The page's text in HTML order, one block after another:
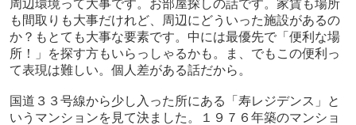
周辺環境って大事です。お部屋探しの話です。家賃も場所
も間取りも大事だけれど、周辺にどういった施設があるの
か？もとても大事な要素です。中には最優先で「便利な場
所！」を探す方もいらっしゃるかも。ま、でもこの便利っ
て表現は難しい。個人差がある話だから。
国道３３号線から少し入った所にある「寿レジデンス」と
いうマンションを見て決ました。１９７６年築のマンショ